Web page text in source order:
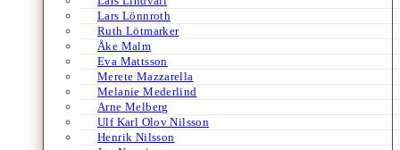
Lars Lönnroth
Ruth Lötmarker
Åke Malm
Eva Mattsson
Merete Mazzarella
Melanie Mederlind
Arne Melberg
Ulf Karl Olov Nilsson
Henrik Nilsson